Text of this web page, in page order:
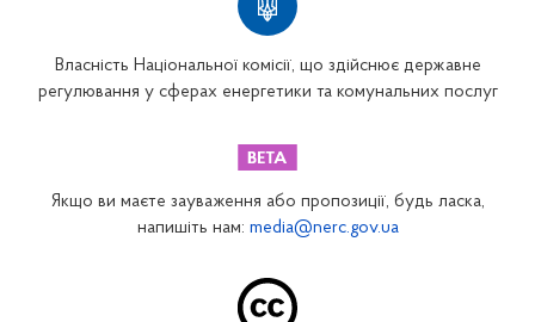
Власність Національної комісії, що здійснює державне
регулювання у сферах енергетики та комунальних послуг
Якщо ви маєте зауваження або пропозиції, будь ласка,
напишіть нам: media@nerc.gov.ua